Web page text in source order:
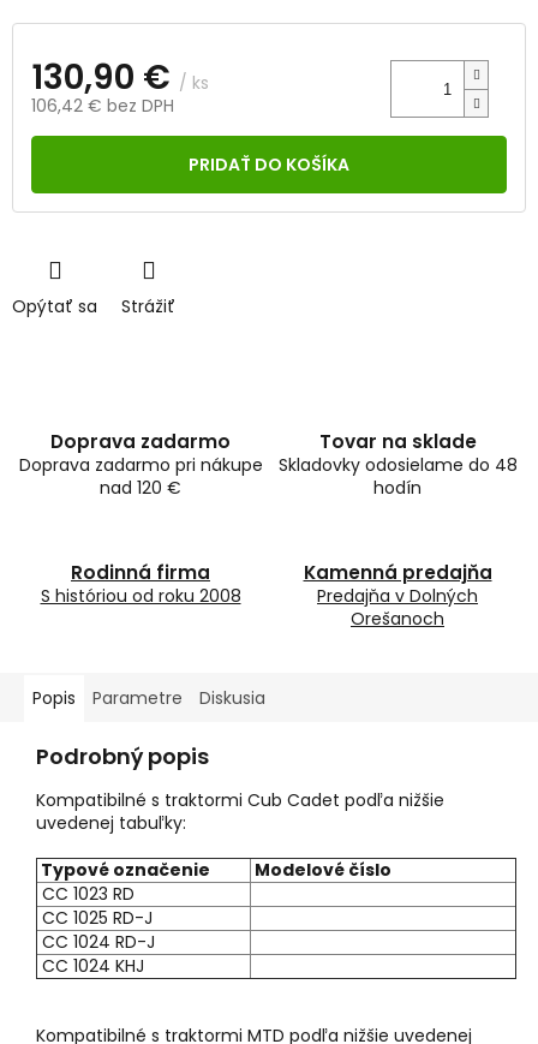
130,90 € / ks
106,42 € bez DPH
Jednotková
PRIDAŤ DO KOŠÍKA
Opýtať sa Strážiť
Doprava zadarmo
Doprava zadarmo pri nákupe
nad 120 €
Tovar na sklade
Skladovky odosielame do 48
hodín
Rodinná firma
S históriou od roku 2008
Kamenná predajňa
Predajňa v Dolných
Orešanoch
Popis Parametre Diskusia
Podrobný popis
Kompatibilné s traktormi Cub Cadet podľa nižšie
uvedenej tabuľky:
Typové označenie
Modelové číslo
CC 1023 RD
CC 1025 RD-J
CC 1024 RD-J
CC 1024 KHJ
Kompatibilné s traktormi MTD podľa nižšie uvedenej